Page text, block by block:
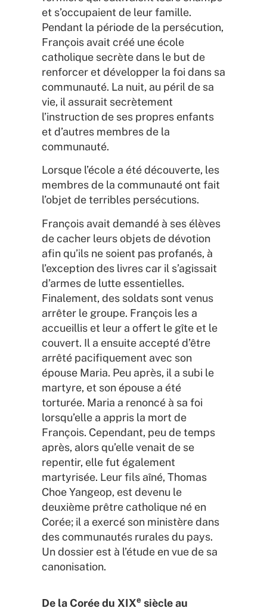
et s’occupaient de leur famille.
Pendant la période de la persécution,
François avait créé une école
catholique secrète dans le but de
renforcer et développer la foi dans sa
communauté. La nuit, au péril de sa
vie, il assurait secrètement
l’instruction de ses propres enfants
et d’autres membres de la
communauté.
Lorsque l’école a été découverte, les
membres de la communauté ont fait
l’objet de terribles persécutions.
François avait demandé à ses élèves
de cacher leurs objets de dévotion
afin qu’ils ne soient pas profanés, à
l’exception des livres car il s’agissait
d’armes de lutte essentielles.
Finalement, des soldats sont venus
arrêter le groupe. François les a
accueillis et leur a offert le gîte et le
couvert. Il a ensuite accepté d’être
arrêté pacifiquement avec son
épouse Maria. Peu après, il a subi le
martyre, et son épouse a été
torturée. Maria a renoncé à sa foi
lorsqu’elle a appris la mort de
François. Cependant, peu de temps
après, alors qu’elle venait de se
repentir, elle fut également
martyrisée. Leur fils aîné, Thomas
Choe Yangeop, est devenu le
deuxième prêtre catholique né en
Corée; il a exercé son ministère dans
des communautés rurales du pays.
Un dossier est à l’étude en vue de sa
canonisation.
De la Corée du XIXe siècle au